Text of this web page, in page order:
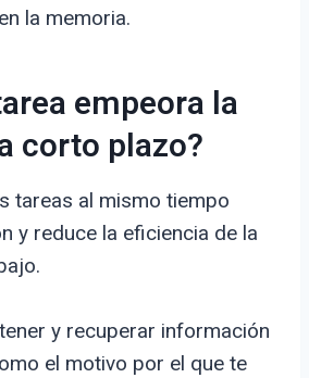
la memoria.
empeora la
corto plazo?
tareas al mismo tiempo
y reduce la eficiencia de la
y recuperar información
el motivo por el que te